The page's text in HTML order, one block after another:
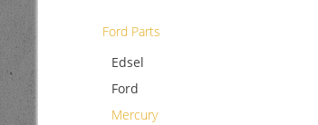
Ford Parts
Edsel
Ford
Mercury